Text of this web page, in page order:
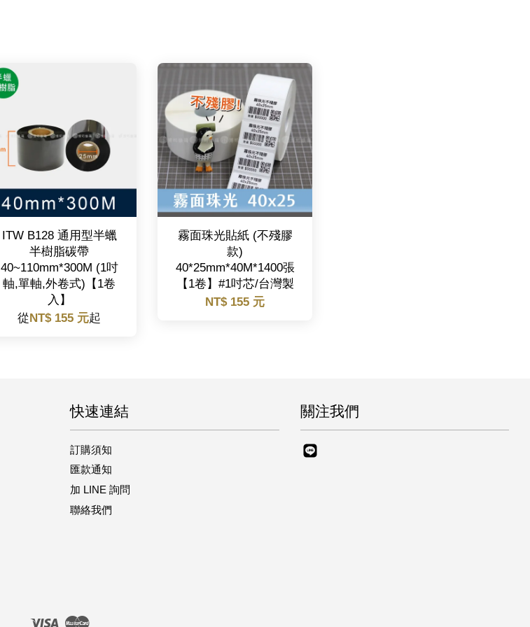
ITW B128 通用型半蠟
半樹脂碳帶
40~110mm*300M (1吋
軸,單軸,外卷式)【1卷
入】
從NT$ 155 元起
霧面珠光貼紙 (不殘膠
款)
40*25mm*40M*1400張
【1卷】#1吋芯/台灣製
NT$ 155 元
快速連結
訂購須知
匯款通知
加 LINE 詢問
聯絡我們
關注我們
Visa Master